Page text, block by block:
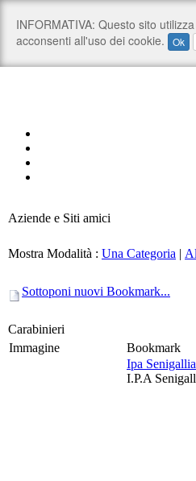
Aziende e Siti amici
Mostra Modalità : Una Categoria |
Sottoponi nuovi Bookmark...
Carabinieri
Immagine
Bookmark
Ipa Senigallia
I.P.A